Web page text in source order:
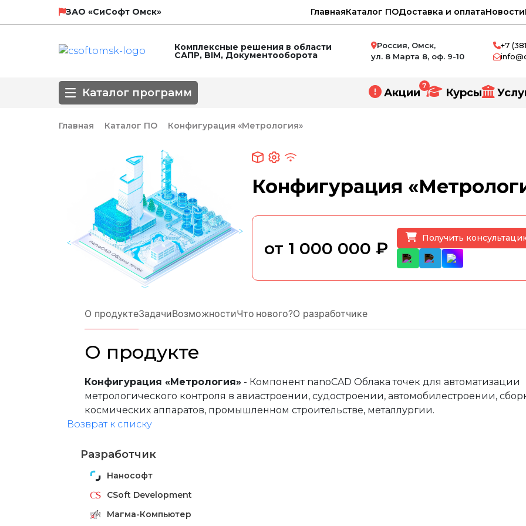
ЗАО «СиСофт Омск» ГлавнаяКаталог ПОДоставка и оплатаНовости
Комплексные решения в области
САПР, BIM, Документооборота
Россия, Омск,
ул. 8 Марта 8, оф. 9-10
+7
Каталог программ
ЛИРА СЕРВИС Технософт
3D-моделирование
BIM Автоматизированное проектирование
Популярные САПР
Базовые САПРИнженерные сети
Обработка сканированных изображений
Оформление чертежей
ПОС, ППР
СПДС СПДС КМ СПДС, КЖИ, КЖ
Строительство и архитектура
ЕСКД Машиностроение
Инженерный анализЭлектротехнические решения
ДокументооборотЭлектронный архив
Визуализация
Нормативно-техническая документация
Другое Управление объектами недвижимости
Операционные системы
Защита данных
Каталоги
Корпоративные системыСистемы контроля и автоматики
Акции
7
Курсы
Главная Каталог ПО Конфигурация «Метрология»
Конфигурация
от 1 000 000 ₽
Получить
О продуктеЗадачиВозможностиЧто нового?О разработчике
О продукте
Конфигурация «Метрология» - Компонент nanoCAD Облака точек для автоматизации
метрологического контроля в авиастроении, судостроении, автомобилестроении,
космических аппаратов, промышленном строительстве, металлургии.
Возврат к списку
Разработчик
Нанософт
CSoft Development
Магма-Компьютер